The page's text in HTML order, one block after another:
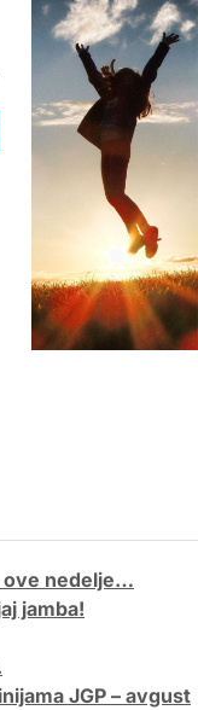
ove nedelje…
jamba!
JGP – avgust